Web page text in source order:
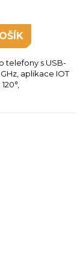
telefony s USB-
aplikace IOT